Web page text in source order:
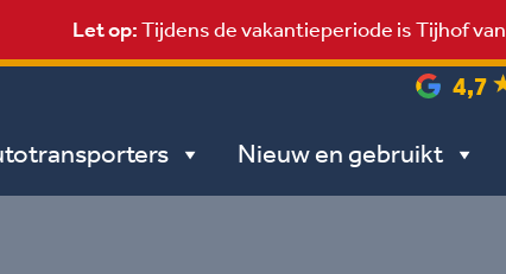
Let op:Tijdens de vakantieperiode is Tijhof van
4,7
Nieuw en gebruikt